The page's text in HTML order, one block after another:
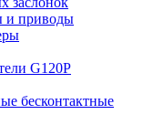
и приводы
G120P
бесконтактные